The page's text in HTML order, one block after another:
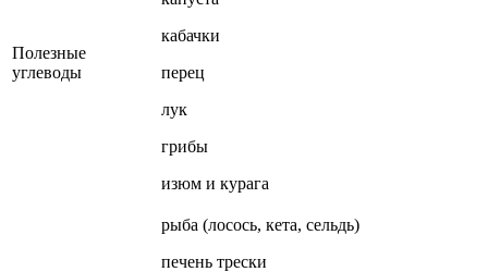
Полезные
углеводы
кабачки
перец
лук
грибы
изюм и курага
рыба (лосось, кета, сельдь)
печень трески